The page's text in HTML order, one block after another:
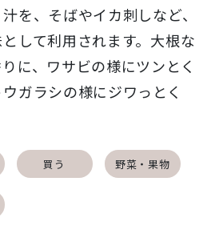
を、そばやイカ刺しなど、
して利用されます。大根な
に、ワサビの様にツンとく
ガラシの様にジワっとく
買う 野菜・果物